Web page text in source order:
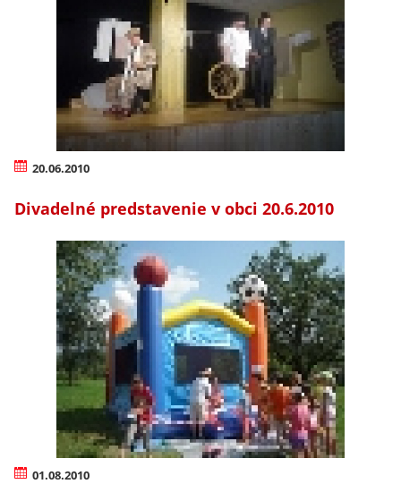
20.06.2010
Divadelné predstavenie v obci 20.6.2010
01.08.2010